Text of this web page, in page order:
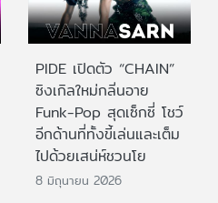
PIDE เปิดตัว “CHAIN”
ซิงเกิลใหม่กลิ่นอาย
Funk-Pop สุดเซ็กซี่ โชว์
อีกด้านที่ทั้งขี้เล่นและเต็ม
ไปด้วยเสน่ห์ชวนโย
8 มิถุนายน 2026